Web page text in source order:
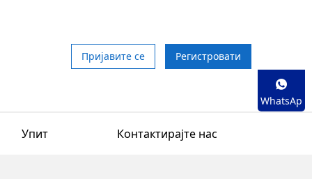
Пријавите се Регистровати
Упит Контактирајте нас
WhatsAp
p